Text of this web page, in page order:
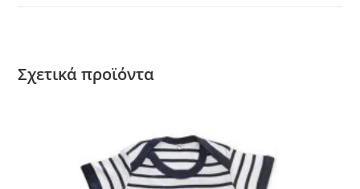
Σχετικά προϊόντα